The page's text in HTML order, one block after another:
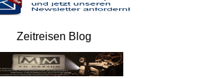
Zeitreisen Blog